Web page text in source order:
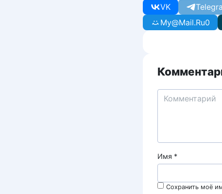
VK
My@Mail.Ru0
Имя *
Сохранить моё